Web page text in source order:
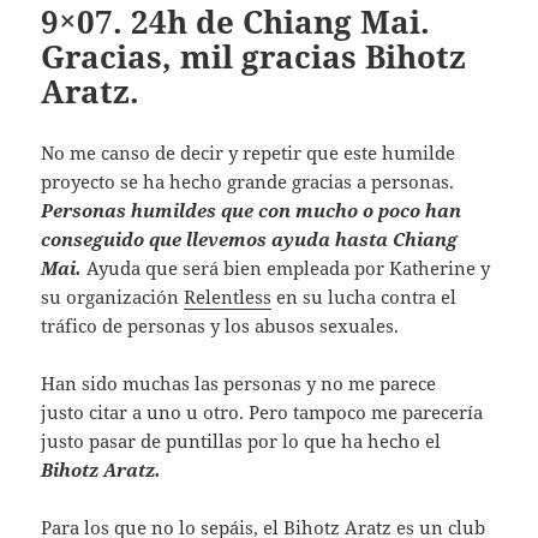
9×07. 24h de Chiang Mai.
Gracias, mil gracias Bihotz
Aratz.
No me canso de decir y repetir que este humilde
proyecto se ha hecho grande gracias a personas.
Personas humildes que con mucho o poco han
conseguido que llevemos ayuda hasta Chiang
Mai. Ayuda que será bien empleada por Katherine y
su organizaciónRelentless en su lucha contra el
tráfico de personas y los abusos sexuales.
Han sido muchas las personas y no me parece
justo citar a uno u otro. Pero tampoco me parecería
justo pasar de puntillas por lo que ha hecho el
Bihotz Aratz.
Para los que no lo sepáis, el Bihotz Aratz es un club